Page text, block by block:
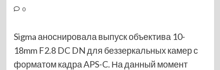
0
Sigma аноснировала выпуск объектива 10-
18mm F2.8 DC DN для беззеркальных камер с
форматом кадра APS-C. На данный момент